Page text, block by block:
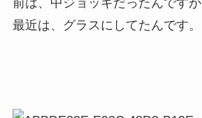
前は、中ジョッキだったんですが
最近は、グラスにしてたんです。